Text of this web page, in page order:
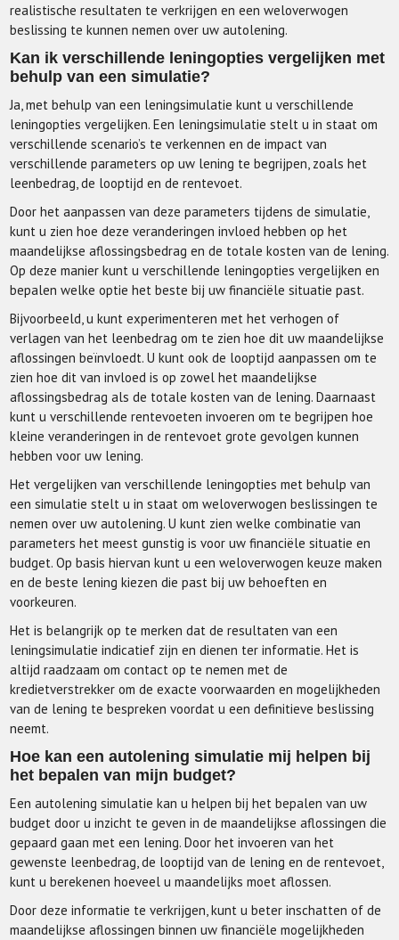
realistische resultaten te verkrijgen en een weloverwogen
beslissing te kunnen nemen over uw autolening.
Kan ik verschillende leningopties vergelijken met
behulp van een simulatie?
Ja, met behulp van een leningsimulatie kunt u verschillende
leningopties vergelijken. Een leningsimulatie stelt u in staat om
verschillende scenario’s te verkennen en de impact van
verschillende parameters op uw lening te begrijpen, zoals het
leenbedrag, de looptijd en de rentevoet.
Door het aanpassen van deze parameters tijdens de simulatie,
kunt u zien hoe deze veranderingen invloed hebben op het
maandelijkse aflossingsbedrag en de totale kosten van de lening.
Op deze manier kunt u verschillende leningopties vergelijken en
bepalen welke optie het beste bij uw financiële situatie past.
Bijvoorbeeld, u kunt experimenteren met het verhogen of
verlagen van het leenbedrag om te zien hoe dit uw maandelijkse
aflossingen beïnvloedt. U kunt ook de looptijd aanpassen om te
zien hoe dit van invloed is op zowel het maandelijkse
aflossingsbedrag als de totale kosten van de lening. Daarnaast
kunt u verschillende rentevoeten invoeren om te begrijpen hoe
kleine veranderingen in de rentevoet grote gevolgen kunnen
hebben voor uw lening.
Het vergelijken van verschillende leningopties met behulp van
een simulatie stelt u in staat om weloverwogen beslissingen te
nemen over uw autolening. U kunt zien welke combinatie van
parameters het meest gunstig is voor uw financiële situatie en
budget. Op basis hiervan kunt u een weloverwogen keuze maken
en de beste lening kiezen die past bij uw behoeften en
voorkeuren.
Het is belangrijk op te merken dat de resultaten van een
leningsimulatie indicatief zijn en dienen ter informatie. Het is
altijd raadzaam om contact op te nemen met de
kredietverstrekker om de exacte voorwaarden en mogelijkheden
van de lening te bespreken voordat u een definitieve beslissing
neemt.
Hoe kan een autolening simulatie mij helpen bij
het bepalen van mijn budget?
Een autolening simulatie kan u helpen bij het bepalen van uw
budget door u inzicht te geven in de maandelijkse aflossingen die
gepaard gaan met een lening. Door het invoeren van het
gewenste leenbedrag, de looptijd van de lening en de rentevoet,
kunt u berekenen hoeveel u maandelijks moet aflossen.
Door deze informatie te verkrijgen, kunt u beter inschatten of de
maandelijkse aflossingen binnen uw financiële mogelijkheden